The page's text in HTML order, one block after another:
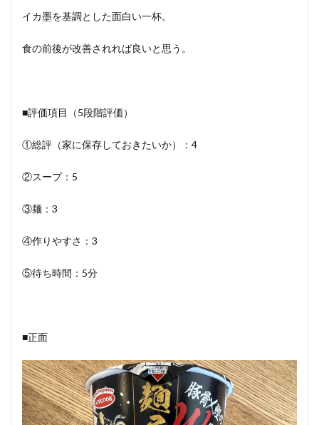
イカ墨を基調とした面白い一杯。
食の前後が改善されれば良いと思う。
■評価項目（5段階評価）
①総評（家に保存しておきたいか）：4
②スープ：5
③麺：3
④作りやすさ：3
⑤待ち時間：5分
■正面